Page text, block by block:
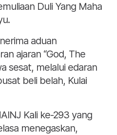
Duli Yang Maha
aduan
ajaran “God, The
sesat, melalui edaran
beli belah, Kulai
Kali ke-293 yang
menegaskan,